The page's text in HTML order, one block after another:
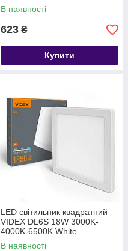
В наявності
623 ₴
Купити
LED світильник квадратний
VIDEX DL6S 18W 3000K-
4000K-6500K White
В наявності